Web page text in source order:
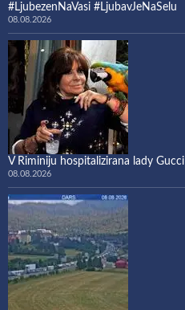
#LjubezenNaVasi #LjubavJeNaSelu
08.08.2026
V Riminiju hospitalizirana lady Gucci
08.08.2026